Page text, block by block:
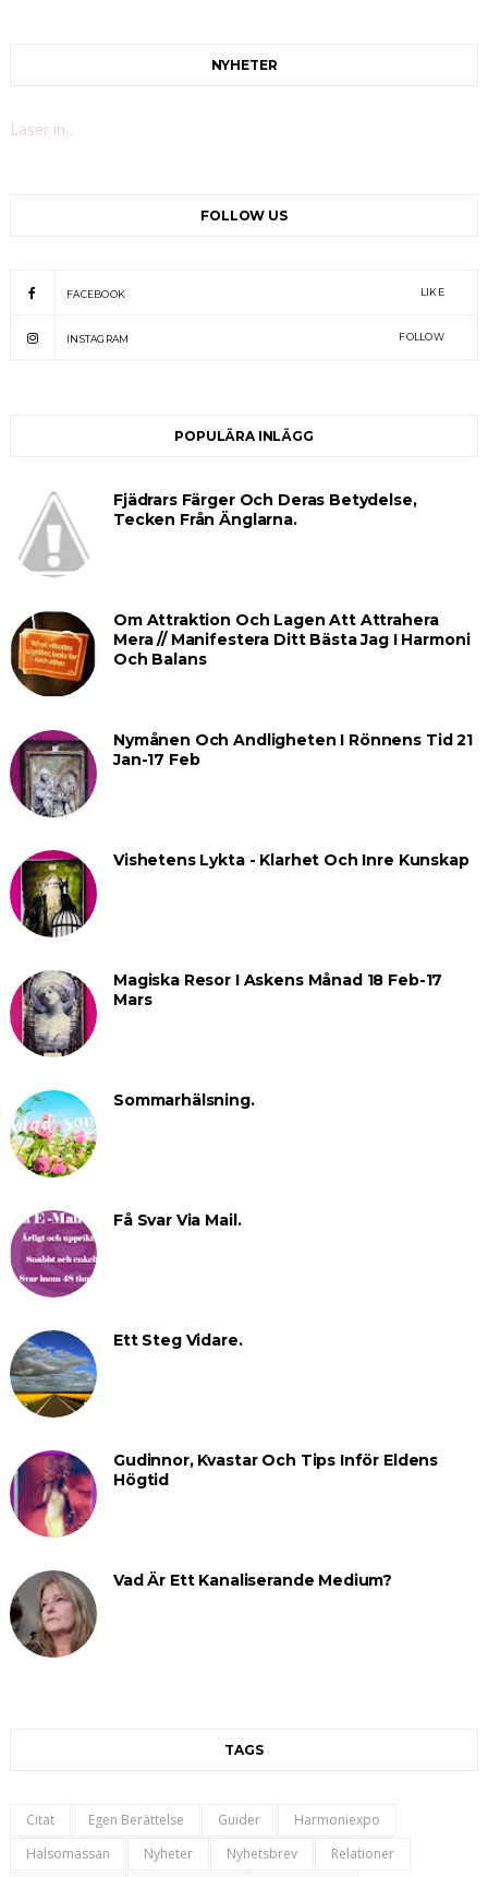
NYHETER
Läser in...
FOLLOW US
FACEBOOK LIKE
INSTAGRAM FOLLOW
POPULÄRA INLÄGG
Fjädrars Färger Och Deras Betydelse,
Tecken Från Änglarna.
Om Attraktion Och Lagen Att Attrahera
Mera // Manifestera Ditt Bästa Jag I Harmoni
Och Balans
Nymånen Och Andligheten I Rönnens Tid 21
Jan-17 Feb
Vishetens Lykta - Klarhet Och Inre Kunskap
Magiska Resor I Askens Månad 18 Feb-17
Mars
Sommarhälsning.
Få Svar Via Mail.
Ett Steg Vidare.
Gudinnor, Kvastar Och Tips Inför Eldens
Högtid
Vad Är Ett Kanaliserande Medium?
TAGS
Citat Egen Berättelse Guider
Harmoniexpo
Hälsomässan
Nyheter Nyhetsbrev
Relationer